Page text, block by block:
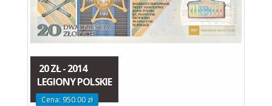
20 ZŁ - 2014
LEGIONY POLSKIE
Cena: 950.00 zł